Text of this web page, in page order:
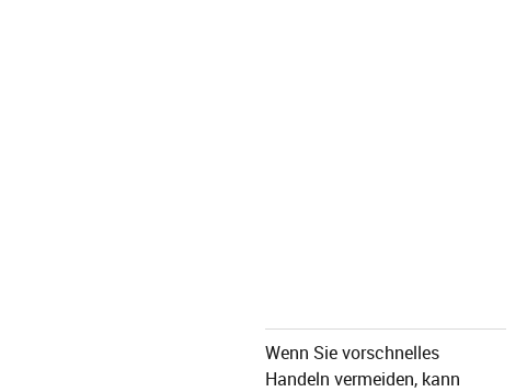
Wenn Sie vorschnelles
Handeln vermeiden, kann